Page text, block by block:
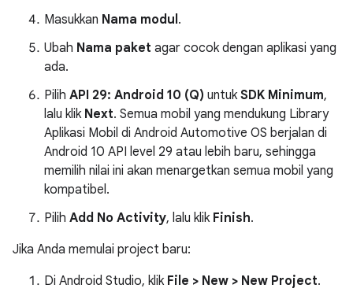
Masukkan Nama modul.
Ubah Nama paket agar cocok dengan aplikasi yang
ada.
Pilih API 29: Android 10 (Q) untuk SDK Minimum,
lalu klik Next. Semua mobil yang mendukung Library
Aplikasi Mobil di Android Automotive OS berjalan di
Android 10 API level 29 atau lebih baru, sehingga
memilih nilai ini akan menargetkan semua mobil yang
kompatibel.
Pilih Add No Activity, lalu klik Finish.
Jika Anda memulai project baru:
Di Android Studio, klik File > New > New Project.